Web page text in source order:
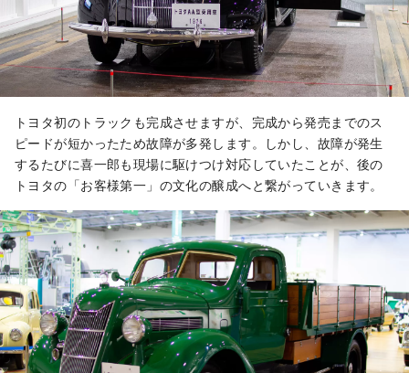
トヨタ初のトラックも完成させますが、完成から発売までのス
ピードが短かったため故障が多発します。しかし、故障が発生
するたびに喜一郎も現場に駆けつけ対応していたことが、後の
トヨタの「お客様第一」の文化の醸成へと繋がっていきます。